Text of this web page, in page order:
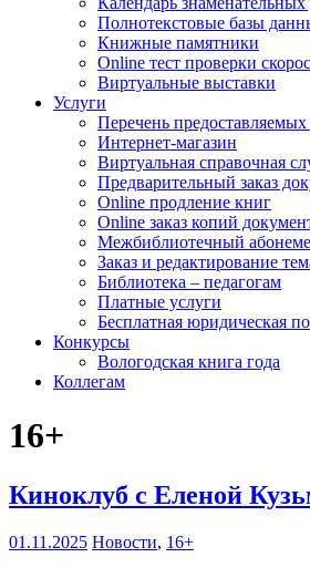
Полнотекстовые базы
Книжные памятники
Online тест проверки
Виртуальные выставки
Услуги
Перечень предоставляемых
Интернет-магазин
Виртуальная справочная
Предварительный заказ
Online продление книг
Online заказ копий
Межбиблиотечный
Заказ и редактирование
Библиотека – педагогам
Платные услуги
Бесплатная юридическая
Конкурсы
Вологодская книга года
Коллегам
16+
Киноклуб с Еленой
01.11.2025 Новости, 16+